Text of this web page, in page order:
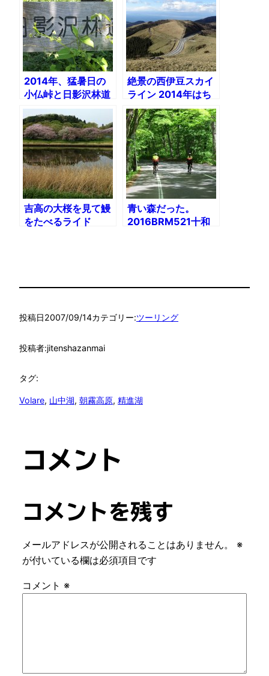
2014年、猛暑日の
小仏峠と日影沢林道
に行く
絶景の西伊豆スカイ
ライン 2014年はち
ょっと悔しかった
吉高の大桜を見て鰻
をたべるライド
青い森だった。
2016BRM521十和
投稿日2007/09/14カテゴリー:ツーリング
投稿者:jitenshazanmai
タグ:
Volare, 山中湖, 朝霧高原, 精進湖
コメント
コメントを残す
メールアドレスが公開されることはありません。
※
が付いている欄は必須項目です
コメント ※